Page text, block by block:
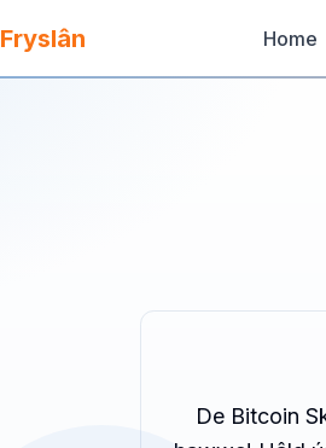
Fryslân Home
De Bitcoin